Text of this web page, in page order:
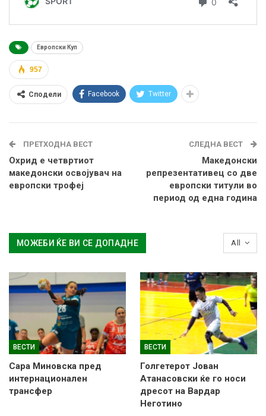
Европски Куп
957
Сподели Facebook Twitter
ПРЕТХОДНА ВЕСТ
Охрид е четвртиот
македонски освојувач на
европски трофеј
СЛЕДНА ВЕСТ
Македонски
репрезентативец со две
европски титули во
период од една година
All
МОЖЕБИ ЌЕ ВИ СЕ ДОПАДНЕ
ВЕСТИ
Сара Миновска пред
интернационален
трансфер
ВЕСТИ
Голгетерот Јован
Атанасовски ќе го носи
дресот на Вардар
Неготино